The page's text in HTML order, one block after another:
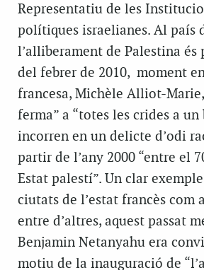
Representatiu de les
polítiques israelianes. Al país
l’alliberament de Palestina
del febrer de 2010, moment
francesa, Michèle Alliot-
ferma” a “totes les crides a
incorren en un delicte d’odi
partir de l’any 2000 “entre el
Estat palestí”. Un clar
ciutats de l’estat francès com
entre d’altres, aquest passat
Benjamin Netanyahu era
motiu de la inauguració de